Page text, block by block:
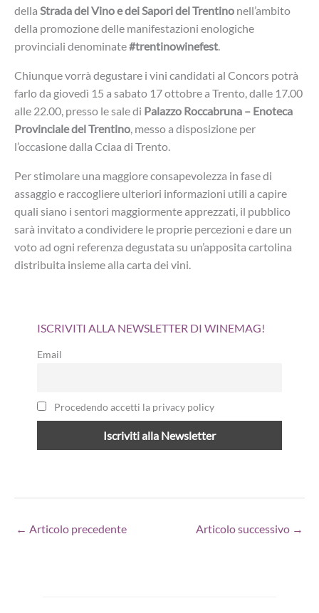
della Strada del Vino e dei Sapori del Trentino nell’ambito
della promozione delle manifestazioni enologiche
provinciali denominate#trentinowinefest.
Chiunque vorrà degustare i vini candidati al Concors potrà
farlo da giovedì 15 a sabato 17 ottobre a Trento, dalle 17.00
alle 22.00, presso le sale di Palazzo Roccabruna – Enoteca
Provinciale del Trentino, messo a disposizione per
l’occasione dalla Cciaa di Trento.
Per stimolare una maggiore consapevolezza in fase di
assaggio e raccogliere ulteriori informazioni utili a capire
quali siano i sentori maggiormente apprezzati, il pubblico
sarà invitato a condividere le proprie percezioni e dare un
voto ad ogni referenza degustata su un’apposita cartolina
distribuita insieme alla carta dei vini.
ISCRIVITI ALLA NEWSLETTER DI WINEMAG!
Email
Procedendo accetti la privacy policy
← Articolo precedente Articolo successivo →